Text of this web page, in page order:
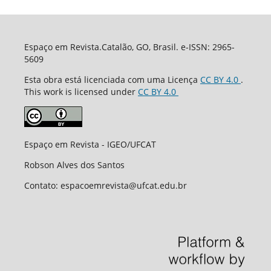
Espaço em Revista.Catalão, GO, Brasil. e-ISSN: 2965-
5609
Esta obra está licenciada com uma Licença CC BY 4.0 .
This work is licensed under CC BY 4.0
Espaço em Revista - IGEO/UFCAT
Robson Alves dos Santos
Contato: espacoemrevista@ufcat.edu.br